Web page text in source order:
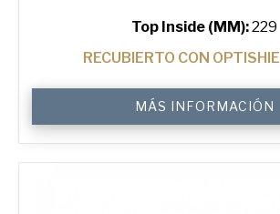
Top Inside (MM):229
RECUBIERTO CON
Pizza
Tray
cantidad
MÁS INFORMACIÓN